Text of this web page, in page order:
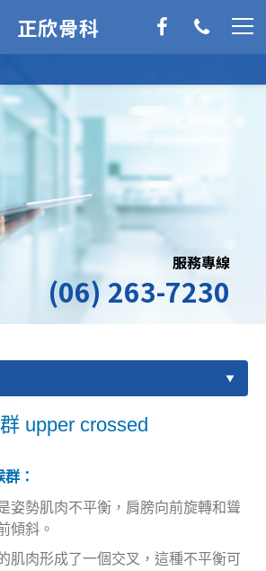
正欣骨科
服務專線
(06) 263-7230
upper crossed
：
姿勢肌肉不平衡，肩膀向前旋轉和聳
傾斜。
肌肉形成了一個交叉，這種不平衡可